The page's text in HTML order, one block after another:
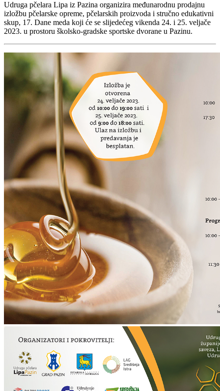
Udruga pčelara Lipa iz Pazina organizira međunarodnu prodajnu
izložbu pčelarske opreme, pčelarskih proizvoda i stručno edukativni
skup, 17. Dane meda koji će se slijedećeg vikenda 24. i 25. veljače
2023. u prostoru školsko-gradske sportske dvorane u Pazinu.